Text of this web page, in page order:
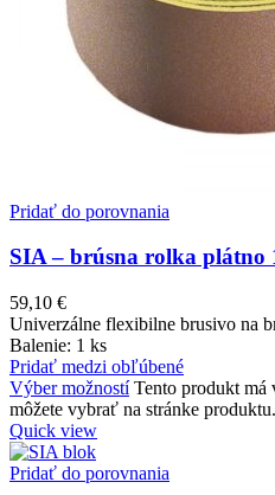
Pridať do porovnania
SIA – brúsna rolka plátno
59,10 €
Univerzálne flexibilne brusivo na
Balenie: 1 ks
Pridať medzi obľúbené
Výber možností Tento produkt má
môžete vybrať na stránke produktu.
Quick view
Pridať do porovnania